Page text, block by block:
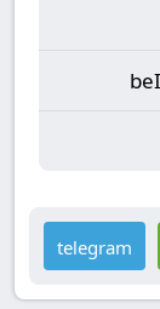
telegram